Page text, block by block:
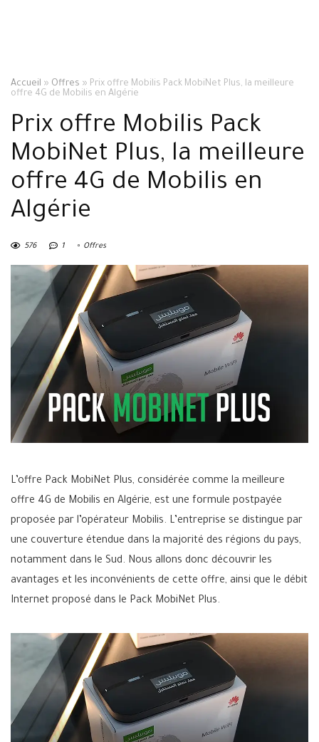
Accueil » Offres » Prix offre Mobilis Pack MobiNet Plus, la meilleure
offre 4G de Mobilis en Algérie
Prix offre Mobilis Pack
MobiNet Plus, la meilleure
offre 4G de Mobilis en
Algérie
576 1 Offres
L’offre Pack MobiNet Plus, considérée comme la meilleure
offre 4G de Mobilis en Algérie, est une formule postpayée
proposée par l’opérateur Mobilis. L’entreprise se distingue par
une couverture étendue dans la majorité des régions du pays,
notamment dans le Sud. Nous allons donc découvrir les
avantages et les inconvénients de cette offre, ainsi que le débit
Internet proposé dans le Pack MobiNet Plus.